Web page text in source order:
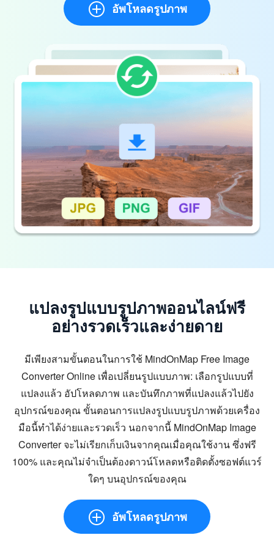
อัพโหลดรูปภาพ
แปลงรูปแบบรูปภาพออนไลน์ฟรี
อย่างรวดเร็วและง่ายดาย
มีเพียงสามขั้นตอนในการใช้ MindOnMap Free Image
Converter Online เพื่อเปลี่ยนรูปแบบภาพ: เลือกรูปแบบที่
แปลงแล้ว อัปโหลดภาพ และบันทึกภาพที่แปลงแล้วไปยัง
อุปกรณ์ของคุณ ขั้นตอนการแปลงรูปแบบรูปภาพด้วยเครื่อง
มือนี้ทำได้ง่ายและรวดเร็ว นอกจากนี้ MindOnMap Image
Converter จะไม่เรียกเก็บเงินจากคุณเมื่อคุณใช้งาน ซึ่งฟรี
100% และคุณไม่จำเป็นต้องดาวน์โหลดหรือติดตั้งซอฟต์แวร์
ใดๆ บนอุปกรณ์ของคุณ
อัพโหลดรูปภาพ